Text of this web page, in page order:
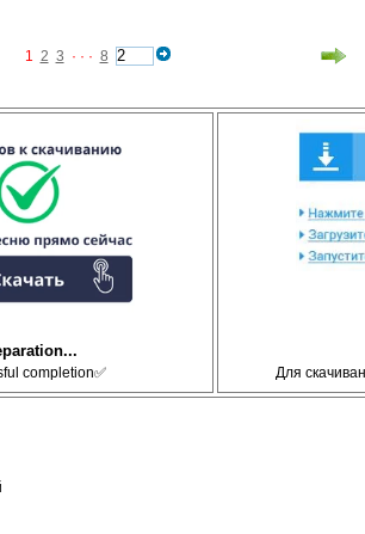
1 2 3 · · · 8
completion✅ Для